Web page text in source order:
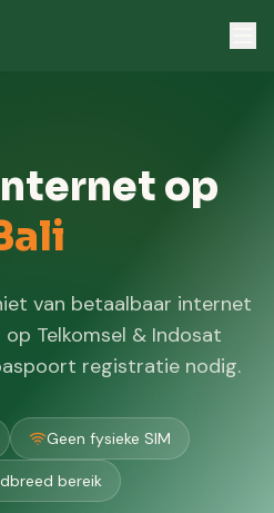
op
van betaalbaar internet
op Telkomsel & Indosat
registratie nodig.
Geen fysieke SIM
bereik